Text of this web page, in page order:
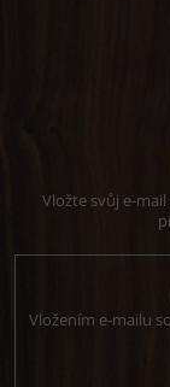
Vložte svůj e-
Vložením e-mailu